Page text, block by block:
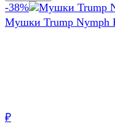
-38%
Мушки Trump Nymph
₽